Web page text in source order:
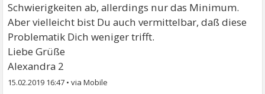
Schwierigkeiten ab, allerdings nur das Minimum.
Aber vielleicht bist Du auch vermittelbar, daß diese
Problematik Dich weniger trifft.
Liebe Grüße
Alexandra 2
15.02.2019 16:47 •